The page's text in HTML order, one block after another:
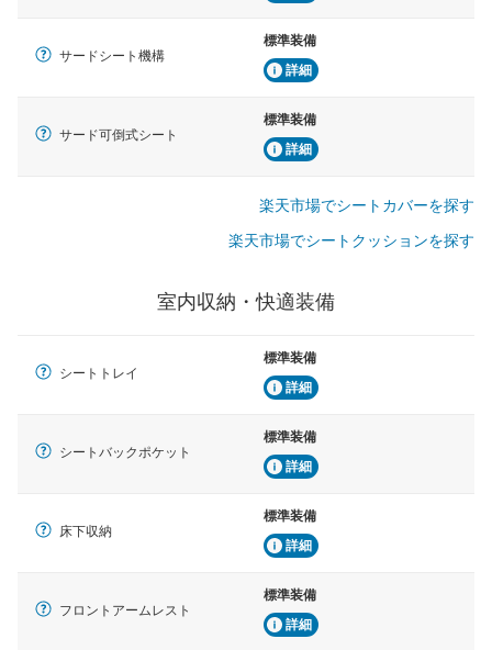
サードシート機構
標準装備
詳細
サード可倒式シート
標準装備
詳細
楽天市場でシートカバーを探す
楽天市場でシートクッションを探す
室内収納・快適装備
シートトレイ
標準装備
詳細
シートバックポケット
標準装備
詳細
床下収納
標準装備
詳細
フロントアームレスト
標準装備
詳細